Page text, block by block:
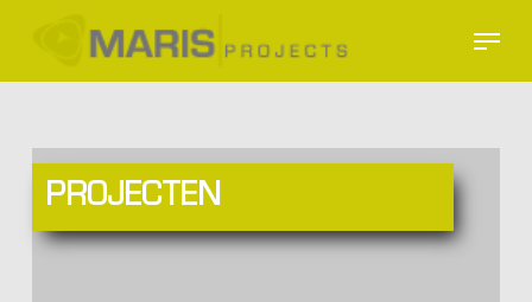
main
Menu
PROJECTEN
Close